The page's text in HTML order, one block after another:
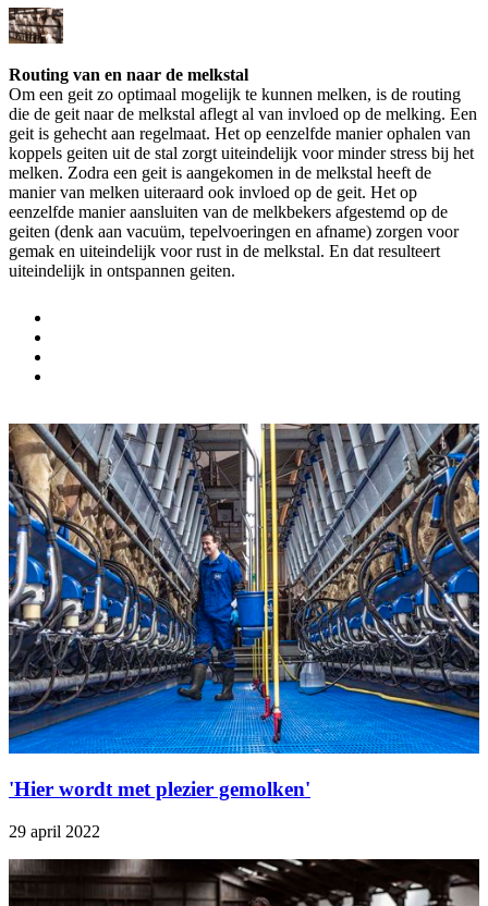
Routing van en naar de melkstal
Om een geit zo optimaal mogelijk te kunnen melken, is de routing
die de geit naar de melkstal aflegt al van invloed op de melking. Een
geit is gehecht aan regelmaat. Het op eenzelfde manier ophalen van
koppels geiten uit de stal zorgt uiteindelijk voor minder stress bij het
melken. Zodra een geit is aangekomen in de melkstal heeft de
manier van melken uiteraard ook invloed op de geit. Het op
eenzelfde manier aansluiten van de melkbekers afgestemd op de
geiten (denk aan vacuüm, tepelvoeringen en afname) zorgen voor
gemak en uiteindelijk voor rust in de melkstal. En dat resulteert
uiteindelijk in ontspannen geiten.
'Hier wordt met plezier gemolken'
29 april 2022